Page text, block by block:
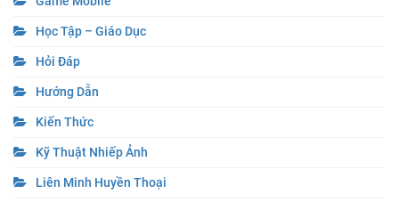
Học Tập – Giáo Dục
Hỏi Đáp
Hướng Dẫn
Kiến Thức
Kỹ Thuật Nhiếp Ảnh
Liên Minh Huyền Thoại